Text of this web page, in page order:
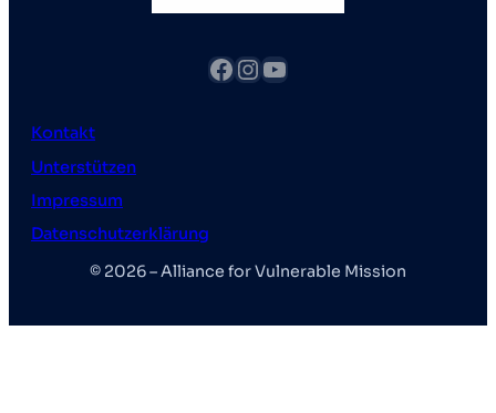
Facebook InstagramYouTube
Kontakt
Unterstützen
Impressum
Datenschutzerklärung
© 2026 – Alliance for Vulnerable Mission